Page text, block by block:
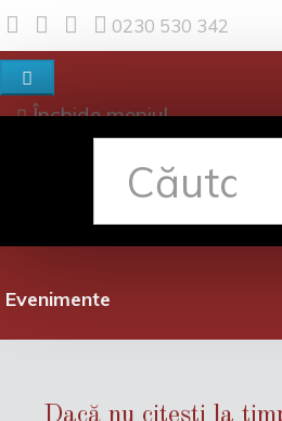
0230 530 342
Închide meniul
Evenimente
Dacă nu citești la